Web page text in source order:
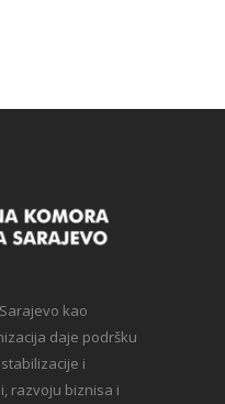
kao
daje podršku
i
razvoju biznisa i